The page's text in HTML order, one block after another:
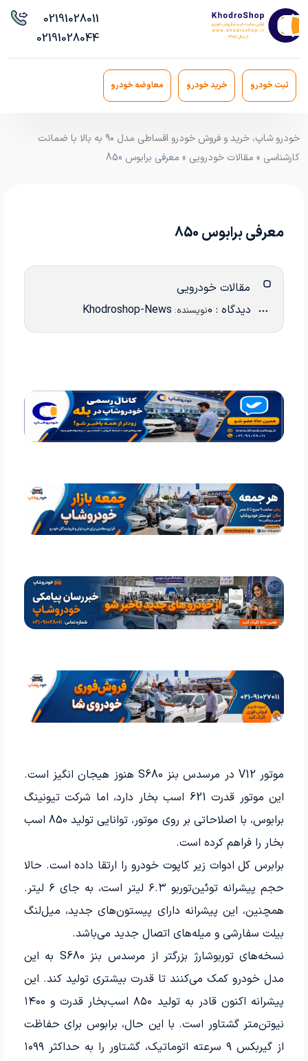
02191028011
02191028044
ثبت خودرو خرید خودرو معاوضه خودرو
خودرو شاپ، خرید و فروش خودرو اقساطی مدل ۹۰ به بالا با ضمانت
کارشناسی » مقالات خودرویی » معرفی برابوس 850
معرفی برابوس 850
مقالات خودرویی
دیدگاه : 0 نویسنده: Khodroshop-News
موتور V12 در مرسدس بنز S680 هنوز هیجان انگیز است.
این موتور قدرت 621 اسب بخار دارد، اما شرکت تیونینگ
برابوس، با اصلاحاتی بر روی موتور، توانایی تولید 850 اسب
بخار را فراهم کرده است.
برابرس کل ادوات زیر کاپوت خودرو را ارتقا داده است. حالا
حجم پیشرانه توئین‌توربو ۶.۳ لیتر است، به جای ۶ لیتر.
همچنین، این پیشرانه دارای پیستون‌های جدید، میل‌لنگ
بیلت سفارشی و میله‌های اتصال جدید می‌باشد.
نسخه‌های توربوشارژ بزرگتر از مرسدس‌ بنز S680 به این
مدل خودرو کمک می‌کنند تا قدرت بیشتری تولید کند. این
پیشرانه اکنون قادر به تولید ۸۵۰ اسب‌بخار قدرت و ۱۴۰۰
نیوتن‌متر گشتاور است. با این حال، برابوس برای حفاظت
از گیربکس ۹ سرعته اتوماتیک، گشتاور را به حداکثر ۱۰۹۹